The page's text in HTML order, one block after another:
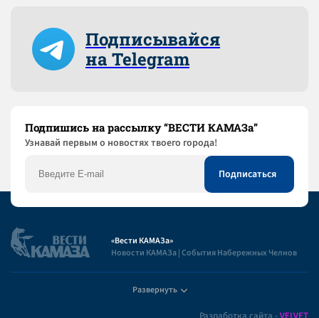
Подписывайся
на Telegram
Подпишись на рассылку “ВЕСТИ КАМАЗа”
Узнaвай первым о новостях твоего города!
«Вести КАМАЗа»
Новости КАМАЗа | События Набережных Челнов
Развернуть